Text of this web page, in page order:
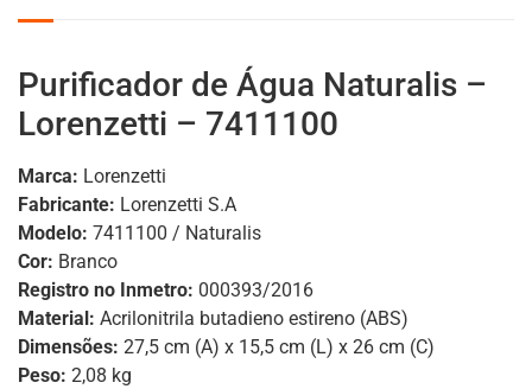
Purificador de Água Naturalis –
Lorenzetti – 7411100
Marca: Lorenzetti
Fabricante: Lorenzetti S.A
Modelo: 7411100 / Naturalis
Cor: Branco
Registro no Inmetro: 000393/2016
Material: Acrilonitrila butadieno estireno (ABS)
Dimensões: 27,5 cm (A) x 15,5 cm (L) x 26 cm (C)
Peso: 2,08 kg